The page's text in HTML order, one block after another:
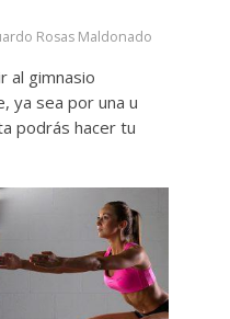
Rosas Maldonado
al gimnasio
ya sea por una u
podrás hacer tu